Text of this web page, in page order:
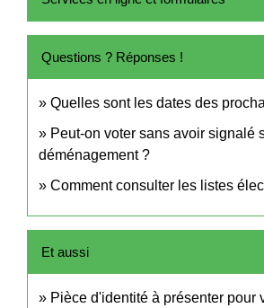
Questions ? Réponses !
Quelles sont les dates des
Peut-on voter sans avoir signalé
déménagement ?
Comment consulter les listes
Et aussi
Pièce d'identité à présenter pour